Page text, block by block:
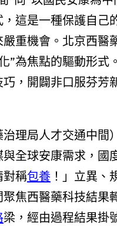
這是一種保護自己
重機會。北京西醫
為焦點的驅動形式
，開闢非口服芬芳
理局人才交通中間
全球安康需求，國
對稱包養！」立異、
焦西醫藥科技結果
梁，經由過程結果掛